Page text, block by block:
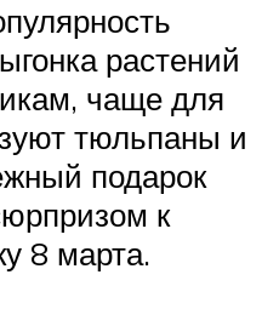
растений
чаще для
тюльпаны и
подарок
к
8 марта.